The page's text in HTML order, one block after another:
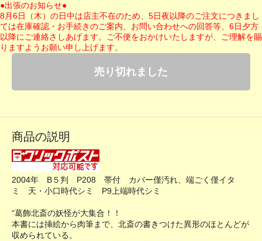
●出張のお知らせ●
8月6日（木）の日中は店主不在のため、5日夜以降のご注文につきまし
ては在庫確認・お手続きのご案内、お問い合わせへの回答等、6日夕方
以降にご連絡さしあげます。ご不便をおかけいたしますが、ご理解を賜
りますようお願い申し上げます。
売り切れました
商品の説明
2004年 B５判 P208 帯付 カバー僅汚れ、端ごく僅イタ
ミ 天・小口時代シミ P9上端時代シミ
“葛飾北斎の妖怪が大集合！！
本書には挿絵から肉筆まで、北斎の書きつけた異形のほとんどが
収められている。